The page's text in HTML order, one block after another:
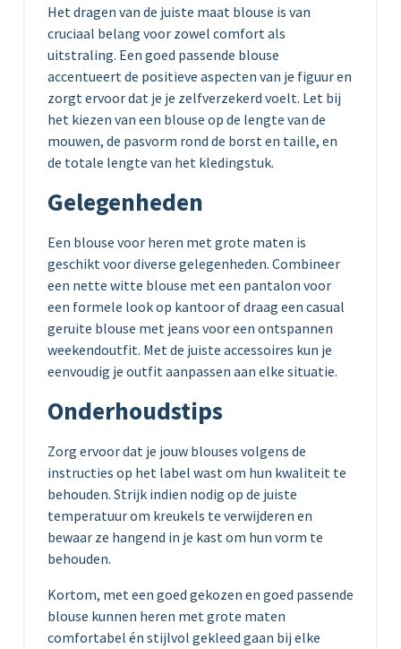
Het dragen van de juiste maat blouse is van
cruciaal belang voor zowel comfort als
uitstraling. Een goed passende blouse
accentueert de positieve aspecten van je figuur en
zorgt ervoor dat je je zelfverzekerd voelt. Let bij
het kiezen van een blouse op de lengte van de
mouwen, de pasvorm rond de borst en taille, en
de totale lengte van het kledingstuk.
Gelegenheden
Een blouse voor heren met grote maten is
geschikt voor diverse gelegenheden. Combineer
een nette witte blouse met een pantalon voor
een formele look op kantoor of draag een casual
geruite blouse met jeans voor een ontspannen
weekendoutfit. Met de juiste accessoires kun je
eenvoudig je outfit aanpassen aan elke situatie.
Onderhoudstips
Zorg ervoor dat je jouw blouses volgens de
instructies op het label wast om hun kwaliteit te
behouden. Strijk indien nodig op de juiste
temperatuur om kreukels te verwijderen en
bewaar ze hangend in je kast om hun vorm te
behouden.
Kortom, met een goed gekozen en goed passende
blouse kunnen heren met grote maten
comfortabel én stijlvol gekleed gaan bij elke